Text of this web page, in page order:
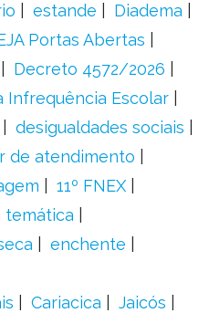
estande
Diadema
Portas Abertas
Decreto 4572/2026
Infrequência Escolar
desigualdades sociais
de atendimento
11º FNEX
temática
enchente
Cariacica
Jaicós